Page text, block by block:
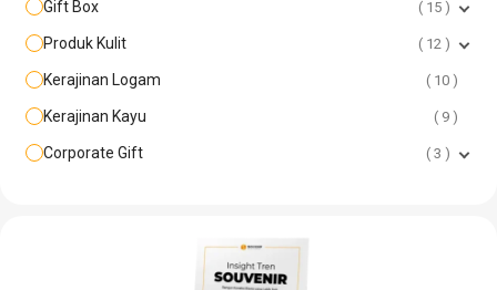
Gift Box 15
Produk Kulit 12
Kerajinan Logam 10
Kerajinan Kayu 9
Corporate Gift 3